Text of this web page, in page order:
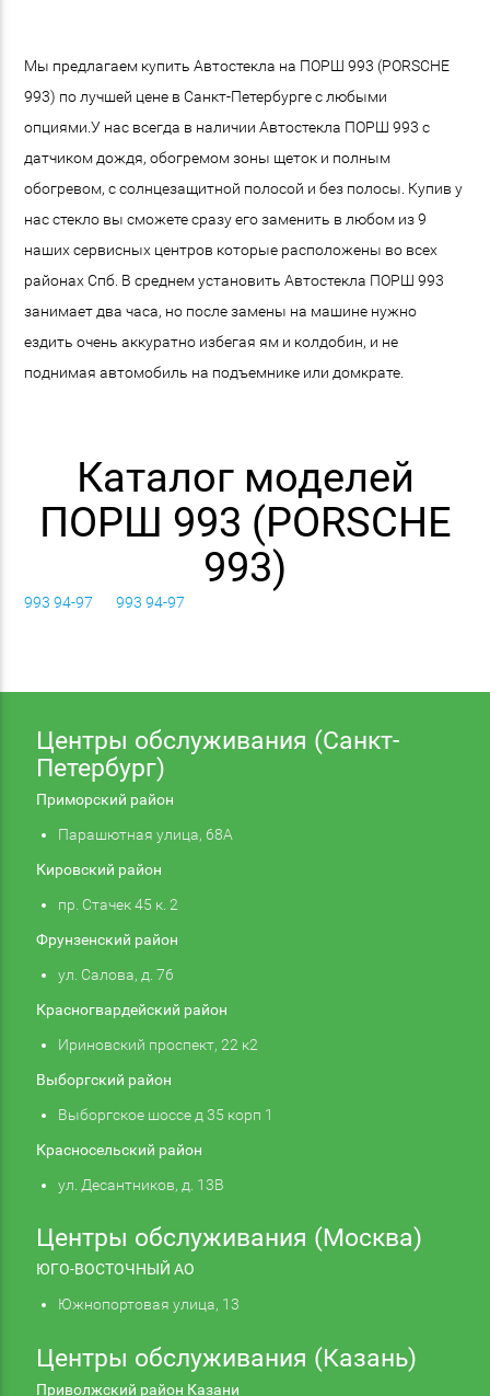
Мы предлагаем купить Автостекла на ПОРШ 993 (PORSCHE
993) по лучшей цене в Санкт-Петербурге с любыми
опциями.У нас всегда в наличии Автостекла ПОРШ 993 с
датчиком дождя, обогремом зоны щеток и полным
обогревом, с солнцезащитной полосой и без полосы. Купив у
нас стекло вы сможете сразу его заменить в любом из 9
наших сервисных центров которые расположены во всех
районах Спб. В среднем установить Автостекла ПОРШ 993
занимает два часа, но после замены на машине нужно
ездить очень аккуратно избегая ям и колдобин, и не
поднимая автомобиль на подъемнике или домкрате.
Каталог моделей
ПОРШ 993 (PORSCHE
993)
993 94-97 993 94-97
Центры обслуживания (Санкт-
Петербург)
Приморский район
Парашютная улица, 68А
Кировский район
пр. Стачек 45 к. 2
Фрунзенский район
ул. Салова, д. 76
Красногвардейский район
Ириновский проспект, 22 к2
Выборгский район
Выборгское шоссе д 35 корп 1
Красносельский район
ул. Десантников, д. 13В
Центры обслуживания (Москва)
ЮГО-ВОСТОЧНЫЙ АО
Южнопортовая улица, 13
Центры обслуживания (Казань)
Приволжский район Казани